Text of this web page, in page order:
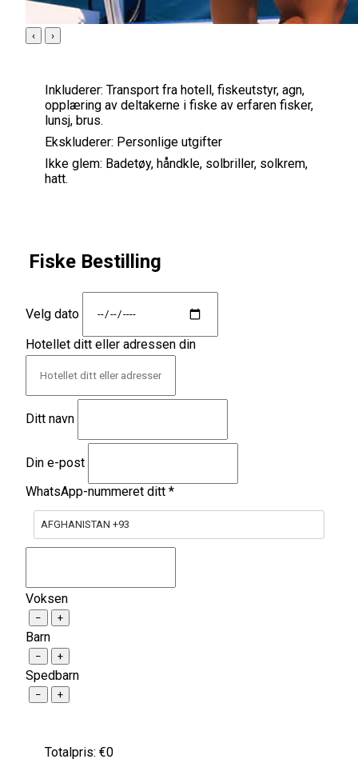
‹ ›
Inkluderer: Transport fra hotell, fiskeutstyr, agn,
opplæring av deltakerne i fiske av erfaren fisker,
lunsj, brus.
Ekskluderer: Personlige utgifter
Ikke glem: Badetøy, håndkle, solbriller, solkrem,
hatt.
Fiske Bestilling
Velg dato
Hotellet ditt eller adressen din
Ditt navn
Din e-post
WhatsApp-nummeret ditt *
AFGHANISTAN +93
Voksen
− +
Barn
− +
Spedbarn
− +
Totalpris: €0